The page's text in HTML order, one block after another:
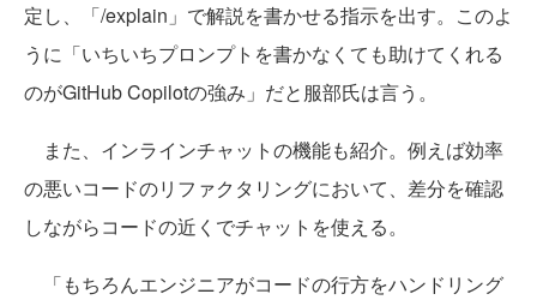
定し、「/explain」で解説を書かせる指示を出す。このよ
うに「いちいちプロンプトを書かなくても助けてくれる
のがGitHub Copilotの強み」だと服部氏は言う。
また、インラインチャットの機能も紹介。例えば効率
の悪いコードのリファクタリングにおいて、差分を確認
しながらコードの近くでチャットを使える。
「もちろんエンジニアがコードの行方をハンドリング